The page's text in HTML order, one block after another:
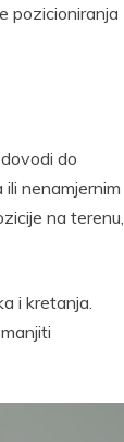
pozicioniranja
do
nenamjernim
na terenu,
i kretanja.